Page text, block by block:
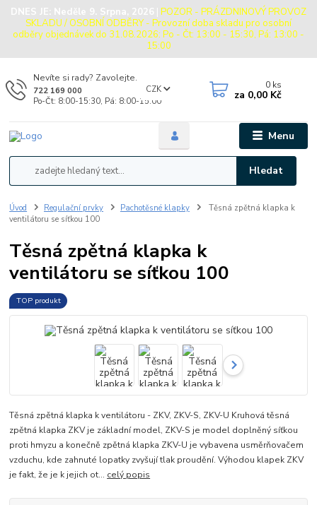
DNES JE: Neděle 9. Srpna, 2026 | POZOR - PRÁZDNINOVÝ PROVOZ
SKLADU / OSOBNÍ ODBĚRY - Provozní doba skladu pro osobní
odběry objednávek do 31.08.2026: Po - Čt: 13:00 - 15:30, Pá: 13:00 -
15:00
Menu
CZK
Hledat
Nevíte si rady? Zavolejte.
722 169 000
Po-Čt: 8:00-15:30, Pá: 8:00-15:00
0 ks
za 0,00 Kč
Úvod Regulační prvky Pachotěsné klapky
Těsná zpětná klapka k
ventilátoru se síťkou 100
Těsná zpětná klapka k
ventilátoru se síťkou 100
TOP produkt
Těsná zpětná klapka k ventilátoru - ZKV, ZKV-S, ZKV-U Kruhová těsná
zpětná klapka ZKV je základní model, ZKV-S je model doplněný síťkou
proti hmyzu a konečně zpětná klapka ZKV-U je vybavena usměrňovačem
vzduchu, kde zahnuté lopatky zvyšují tlak proudění. Výhodou klapek ZKV
je fakt, že je k jejich ot... celý popis